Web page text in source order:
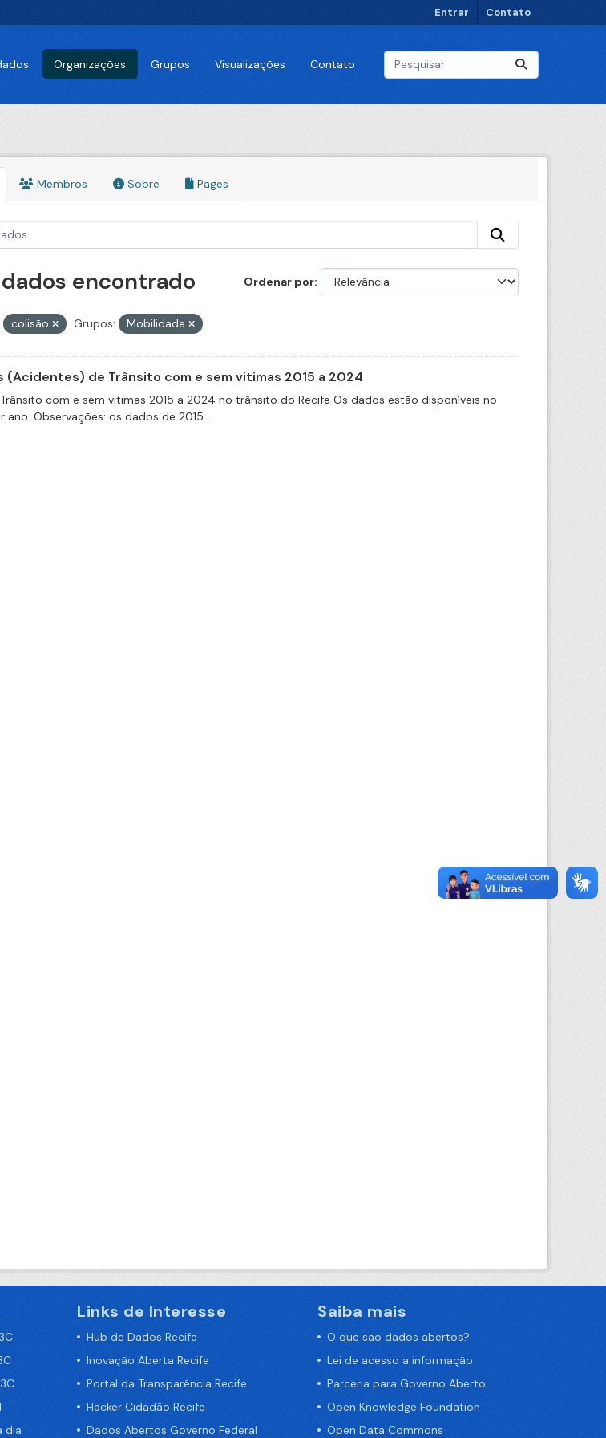
Entrar Contato
Organizações Grupos Visualizações Contato
Membros Sobre Pages
Ordenar por
encontrado
colisão Grupos: Mobilidade
(Acidentes) de Trânsito com e sem vitimas 2015 a 2024
com e sem vitimas 2015 a 2024 no trânsito do Recife Os dados estão disponíveis no
Observações: os dados de 2015...
dia
Links de Interesse
Hub de Dados Recife
Inovação Aberta Recife
Portal da Transparência Recife
Hacker Cidadão Recife
Dados Abertos Governo Federal
Saiba mais
O que são dados abertos?
Lei de acesso a informação
Parceria para Governo Aberto
Open Knowledge Foundation
Open Data Commons